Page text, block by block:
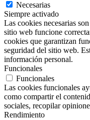
Necesarias
Siempre activado
Las cookies necesarias
sitio web funcione
cookies que garantizan
seguridad del sitio web.
información personal.
Funcionales
Funcionales
Las cookies funcionales
como compartir el
sociales, recopilar
Rendimiento